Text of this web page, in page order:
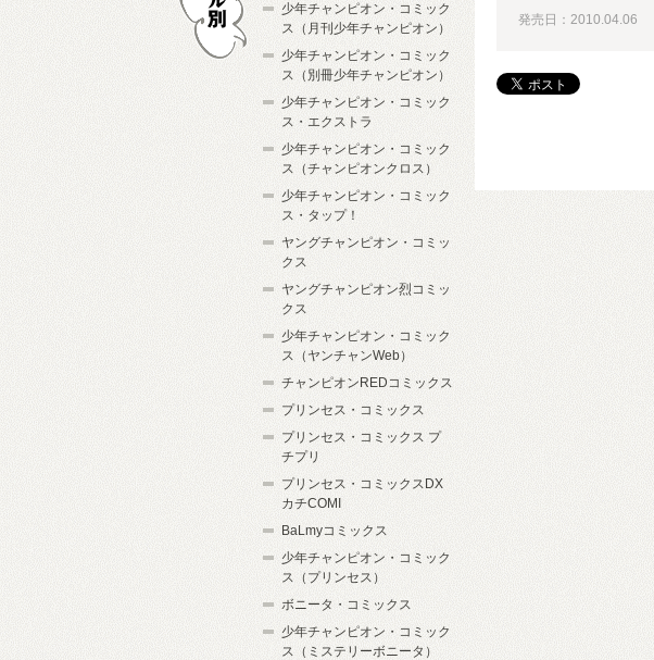
発売日：2010.04.06
少年チャンピオン・コミック
ス（月刊少年チャンピオン）
少年チャンピオン・コミック
ス（別冊少年チャンピオン）
少年チャンピオン・コミック
ス・エクストラ
少年チャンピオン・コミック
ス（チャンピオンクロス）
少年チャンピオン・コミック
ス・タップ！
ヤングチャンピオン・コミッ
クス
ヤングチャンピオン烈コミッ
クス
少年チャンピオン・コミック
ス（ヤンチャンWeb）
チャンピオンREDコミックス
プリンセス・コミックス
プリンセス・コミックス プ
チプリ
プリンセス・コミックスDX
カチCOMI
BaLmyコミックス
少年チャンピオン・コミック
ス（プリンセス）
ボニータ・コミックス
少年チャンピオン・コミック
ス（ミステリーボニータ）